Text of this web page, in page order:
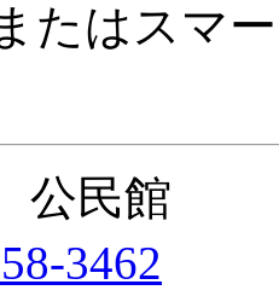
たはスマ
公民館
3462